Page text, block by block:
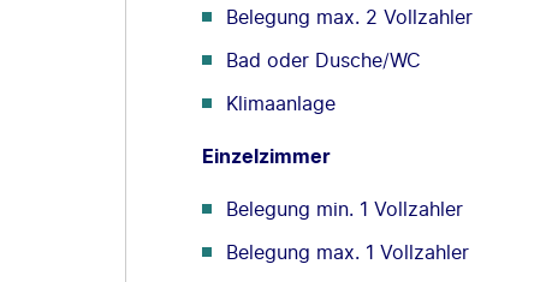
Belegung max. 2 Vollzahler
Bad oder Dusche/WC
Klimaanlage
Einzelzimmer
Belegung min. 1 Vollzahler
Belegung max. 1 Vollzahler